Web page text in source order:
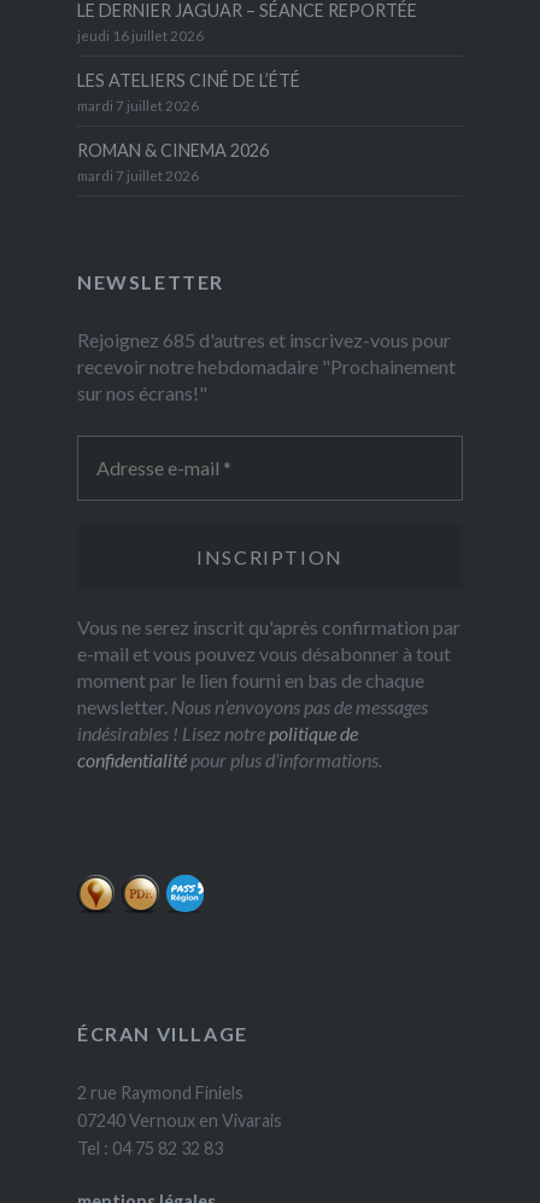
LE DERNIER JAGUAR – SÉANCE REPORTÉE
jeudi 16 juillet 2026
LES ATELIERS CINÉ DE L’ÉTÉ
mardi 7 juillet 2026
ROMAN & CINEMA 2026
mardi 7 juillet 2026
NEWSLETTER
Rejoignez 685 d'autres et inscrivez-vous pour
recevoir notre hebdomadaire "Prochainement
sur nos écrans!"
Vous ne serez inscrit qu'après confirmation par
e-mail et vous pouvez vous désabonner à tout
moment par le lien fourni en bas de chaque
newsletter. Nous n’envoyons pas de messages
indésirables ! Lisez notrepolitique de
confidentialitépour plus d’informations.
ÉCRAN VILLAGE
2 rue Raymond Finiels
07240 Vernoux en Vivarais
Tel : 04 75 82 32 83